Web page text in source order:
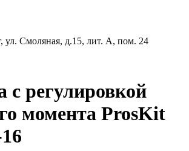
ул. Смоляная, д.15, лит. А, пом. 24
с регулировкой
момента ProsKit